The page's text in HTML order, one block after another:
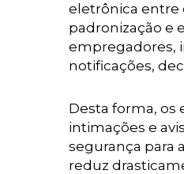
eletrônica entre
padronização e
empregadores,
notificações,
Desta forma, os
intimações e
segurança para
reduz